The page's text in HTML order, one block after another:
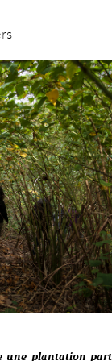
une plantation